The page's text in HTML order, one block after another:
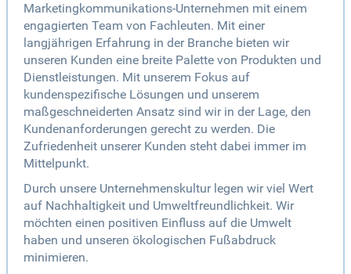
Marketingkommunikations-Unternehmen mit einem
engagierten Team von Fachleuten. Mit einer
langjährigen Erfahrung in der Branche bieten wir
unseren Kunden eine breite Palette von Produkten und
Dienstleistungen. Mit unserem Fokus auf
kundenspezifische Lösungen und unserem
maßgeschneiderten Ansatz sind wir in der Lage, den
Kundenanforderungen gerecht zu werden. Die
Zufriedenheit unserer Kunden steht dabei immer im
Mittelpunkt.
Durch unsere Unternehmenskultur legen wir viel Wert
auf Nachhaltigkeit und Umweltfreundlichkeit. Wir
möchten einen positiven Einfluss auf die Umwelt
haben und unseren ökologischen Fußabdruck
minimieren.